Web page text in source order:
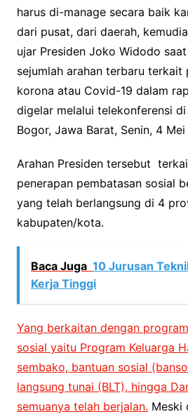
harus di-manage secara baik
dari pusat, dari daerah,
ujar Presiden Joko Widodo
sejumlah arahan terbaru terkait
korona atau Covid-19 dalam
digelar melalui telekonferensi
Bogor, Jawa Barat, Senin, 4
Arahan Presiden tersebut
penerapan pembatasan sosial
yang telah berlangsung di 4
kabupaten/kota.
Baca Juga 10 Jurusan
Kerja Tinggi
Yang berkaitan dengan
sosial yaitu Program Keluarga
sembako, bantuan sosial
langsung tunai (BLT), hingga
semuanya telah berjalan. Meski